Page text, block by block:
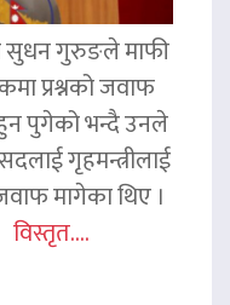
सुधन गुरुङले माफी
प्रश्नको जवाफ
हुन पुगेको भन्दै उनले
गृहमन्त्रीलाई
मागेका थिए ।
विस्तृत....